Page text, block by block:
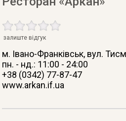
залиште відгук
м. Івано-Франківськ, вул.
пн. - нд.: 11:00 - 24:00
+38 (0342) 77-87-47
www.arkan.if.ua